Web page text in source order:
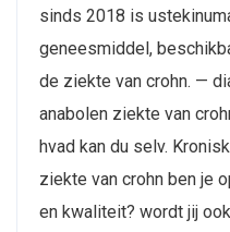
sinds 2018 is
geneesmiddel,
de ziekte van crohn. —
anabolen ziekte van
hvad kan du selv.
ziekte van crohn ben je
en kwaliteit? wordt jij